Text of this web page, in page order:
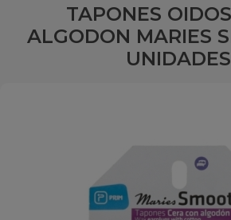
TAPONES
ALGODON MARIES
UNIDADES